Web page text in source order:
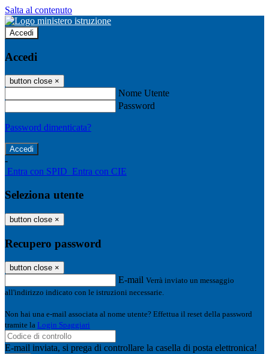
Salta al contenuto
Accedi
Accedi
button close ×
Nome Utente
Password
Password dimenticata?
-
Entra con SPID Entra con CIE
Seleziona utente
button close ×
Recupero password
button close ×
E-mail Verrà inviato un messaggio
all'indirizzo indicato con le istruzioni necessarie.
Non hai una e-mail associata al nome utente? Effettua il reset della password
tramite la Login Spaggiari
E-mail inviata, si prega di controllare la casella di posta elettronica!